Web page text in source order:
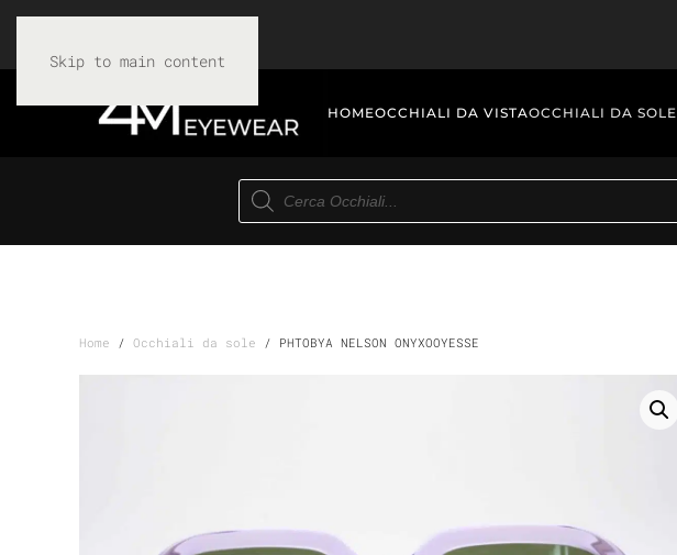
Skip to main content
HOMEOCCHIALI DA VISTAOCCHIALI DA SOLE
Products
search
Home / Occhiali da sole / PHTOBYA NELSON ONYXOOYESSE